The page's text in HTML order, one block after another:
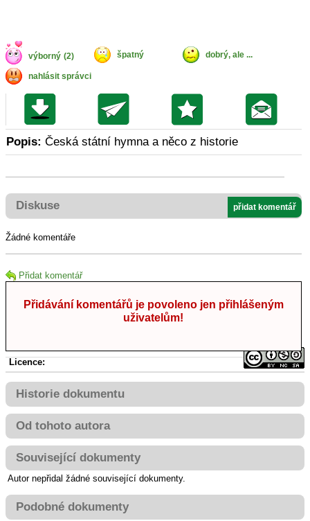
výborný (2) špatný dobrý, ale ...
nahlásit správci
Popis: Česká státní hymna a něco z historie
Diskuse přidat komentář
Žádné komentáře
Přidat komentář
Přidávání komentářů je povoleno jen přihlášeným
uživatelům!
Licence:
Historie dokumentu
Od tohoto autora
Související dokumenty
Autor nepřidal žádné související dokumenty.
Podobné dokumenty